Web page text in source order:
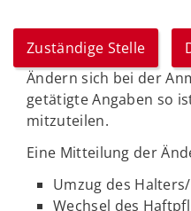
Zuständige Stelle
Ändern sich bei der
getätigte Angaben so
mitzuteilen.
Eine Mitteilung der
Umzug des
Wechsel des